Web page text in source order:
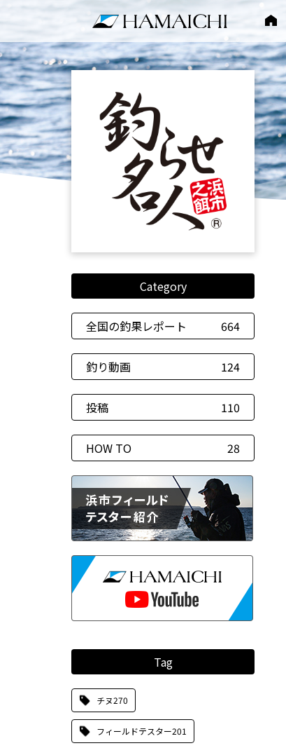
Category
全国の釣果レポート 664
釣り動画 124
投稿 110
HOW TO 28
Tag
チヌ270
フィールドテスター201